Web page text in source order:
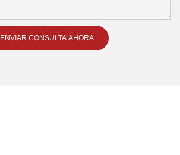
ENVIAR CONSULTA AHORA